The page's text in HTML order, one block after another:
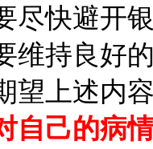
尽快避开
维持良好
望上述内
自己的病